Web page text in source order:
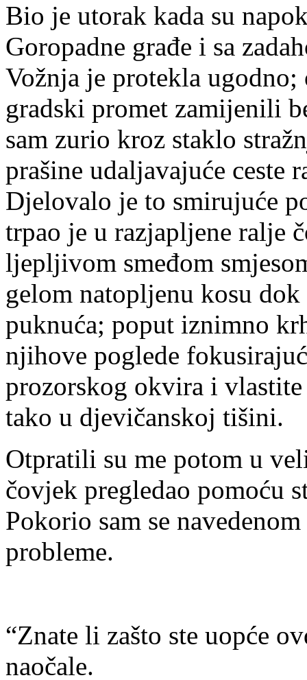
Bio je utorak kada su
Goropadne građe i sa
Vožnja je protekla
gradski promet zamijenili
sam zurio kroz staklo
prašine udaljavajuće ceste
Djelovalo je to smirujuće
trpao je u razjapljene ralje
ljepljivom smeđom
gelom natopljenu kosu
puknuća; poput iznimno
njihove poglede
prozorskog okvira i
tako u djevičanskoj tišini.
Otpratili su me potom u
čovjek pregledao pomoću
Pokorio sam se
probleme.
“Znate li zašto ste uopće
naočale.